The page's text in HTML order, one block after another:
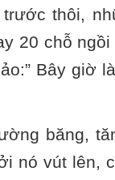
thôi,
20 chỗ
Bây giờ
băng,
nó vút lên,